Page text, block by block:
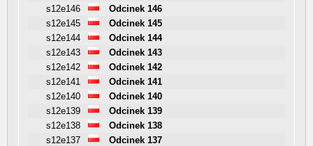
s12e146
Odcinek 146
s12e145
Odcinek 145
s12e144
Odcinek 144
s12e143
Odcinek 143
s12e142
Odcinek 142
s12e141
Odcinek 141
s12e140
Odcinek 140
s12e139
Odcinek 139
s12e138
Odcinek 138
s12e137
Odcinek 137